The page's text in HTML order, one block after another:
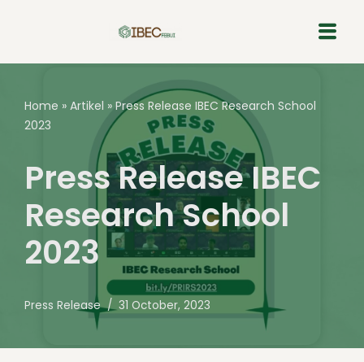
to
Home » Artikel » Press Release IBEC Research School
2023
Press Release IBEC
Research School
2023
Press Release 31 October, 2023